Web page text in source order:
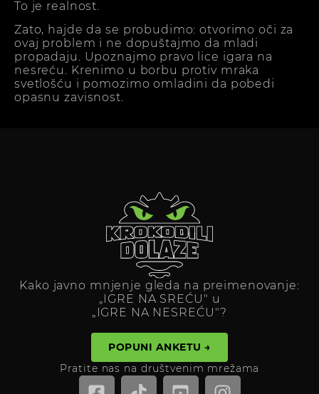
To je realnost.
Zato, hajde da se probudimo: otvorimo oči za
ovaj problem i ne dopuštajmo da mladi
propadaju. Upoznajmo pravo lice igara na
nesreću. Krenimo u borbu protiv mraka
svetlošću i pomozimo omladini da pobedi
opasnu zavisnost.
Kako javno mnjenje gleda na preimenovanje:
„IGRE NA SREĆU" u
„IGRE NA NESREĆU"?
POPUNI ANKETU →
Pratite nas na društvenim mrežama